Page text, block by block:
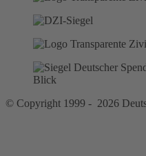
© Copyright 1999 - 2026